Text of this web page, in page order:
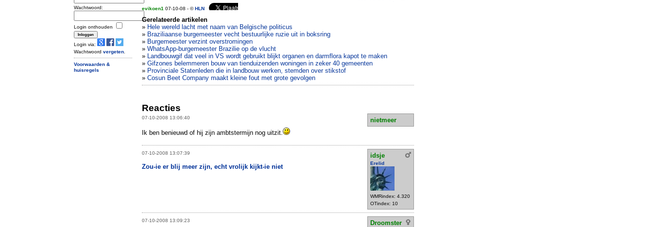
Wachtwoord:
Login onthouden
Login via:
Wachtwoord vergeten
Voorwaarden &
huisregels
evikoen1 07-10-08 - ©HLN
Gerelateerde artikelen
» Hele wereld lacht met naam van Belgische politicus
» Braziliaanse burgemeester vecht bestuurlijke ruzie uit in boksring
» Burgemeester verzint overstromingen
» WhatsApp-burgemeester Brazilie op de vlucht
» Landbouwgif dat veel in VS wordt gebruikt blijkt organen en darmflora kapot te maken
» Gifzones belemmeren bouw van tienduizenden woningen in zeker 40 gemeenten
» Provinciale Statenleden die in landbouw werken, stemden over stikstof
» Cosun Beet Company maakt kleine fout met grote gevolgen
Reacties
07-10-2008 13:06:40
nietmeer
Ik ben benieuwd of hij zijn ambtstermijn nog uitzit.
07-10-2008 13:07:39 idsje
Erelid
WMRindex: 4.320
OTindex: 10
Zou-ie er blij meer zijn, echt vrolijk kijkt-ie niet
07-10-2008 13:09:23 Droomster